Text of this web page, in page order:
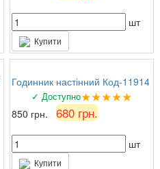
шт
Купити
Годинник настінний Код-11914
✓ Доступно★★★★★
850 грн. 680 грн.
шт
Купити